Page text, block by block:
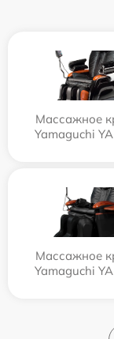
Массажное
Yamaguchi
Массажное
Yamaguchi